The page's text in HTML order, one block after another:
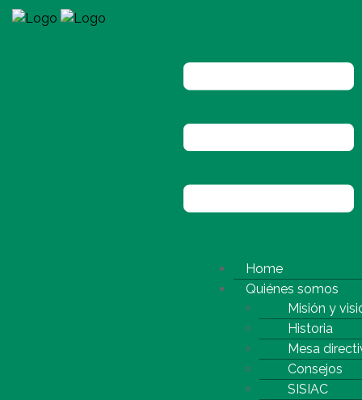
Home
Quiénes somos
Misión y
Historia
Mesa
Consejos
SISIAC